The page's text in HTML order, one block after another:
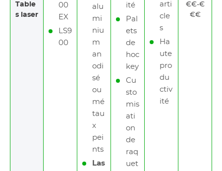
Table
s laser
00
EX
LS9
00
alu
mi
niu
m
an
odi
sé
ou
mé
tau
x
pei
nts
Las
ité
Pal
ets
de
hoc
key
Cu
sto
mis
ati
on
de
raq
uet
arti
cle
s
Ha
ute
pro
du
ctiv
ité
€€-€
€€